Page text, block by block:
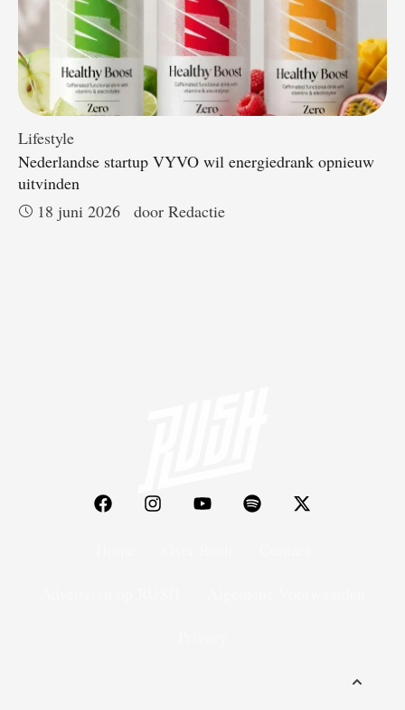
Lifestyle
Nederlandse startup VYVO wil energiedrank opnieuw
uitvinden
18 juni 2026
door Redactie